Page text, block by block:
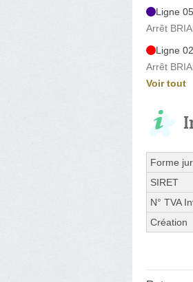
Ligne
Arrêt
Ligne
Arrêt
Voir tout
Forme
SIRET
N° TVA
Création